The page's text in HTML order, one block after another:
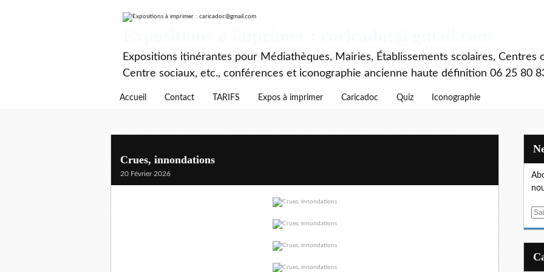
Expositions itinérantes pour Médiathèques, Mairies, Établissements scolaires, Centres
Centre sociaux, etc., conférences et iconographie ancienne haute définition 06 25 80
Accueil Contact TARIFS Expos à imprimer Caricadoc Quiz Iconographie
Crues, innondations
20 Février 2026
E